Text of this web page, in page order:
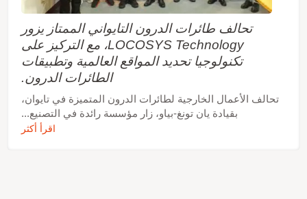
تحالف طائرات الدرون التايواني الممتاز يزور
LOCOSYS Technology، مع التركيز على
تكنولوجيا تحديد المواقع العالمية وتطبيقات
الطائرات الدرون.
تحالف الأعمال الخارجية لطائرات الدرون المتميزة في تايوان،
بقيادة يان تونغ-بياو، زار مؤسسة رائدة في التصنيع...
اقرأ أكثر